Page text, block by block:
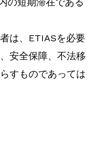
の短期滞在である
は、ETIASを必要
安全保障、不法移
すものであっては